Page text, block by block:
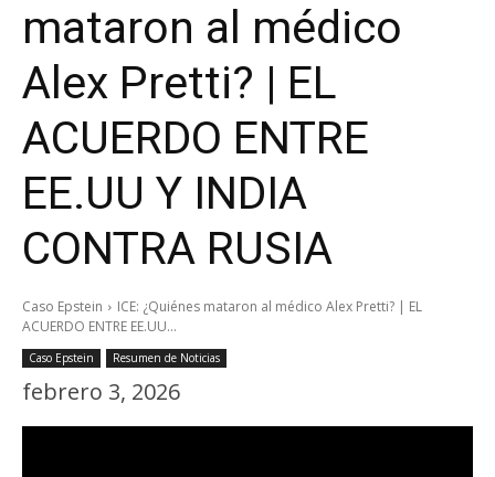
mataron al médico
Alex Pretti? | EL
ACUERDO ENTRE
EE.UU Y INDIA
CONTRA RUSIA
Caso Epstein
ICE: ¿Quiénes mataron al médico Alex Pretti? | EL
ACUERDO ENTRE EE.UU...
Caso Epstein Resumen de Noticias
febrero 3, 2026